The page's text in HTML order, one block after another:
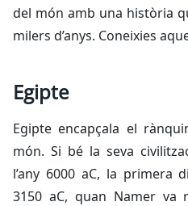
del món amb una història
milers d’anys. Coneixies
Egipte
Egipte encapçala el
món. Si bé la seva
l’any 6000 aC, la primera
3150 aC, quan Namer